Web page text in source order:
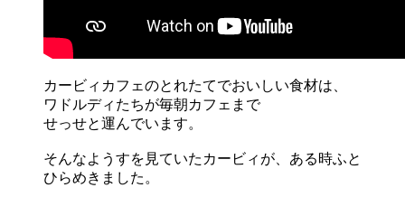
カービィカフェのとれたてでおいしい食材は、
ワドルディたちが毎朝カフェまで
せっせと運んでいます。
そんなようすを見ていたカービィが、ある時ふと
ひらめきました。